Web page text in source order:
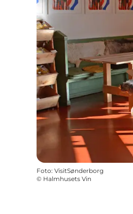
Foto: VisitSønderborg
© Halmhusets Vin